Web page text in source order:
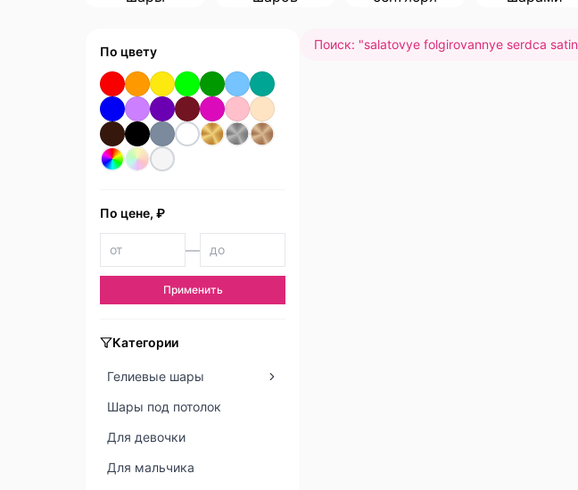
По цвету
По цене, ₽
—
Применить
Категории
Гелиевые шары
Шары под потолок
Для девочки
Для мальчика
Поиск: "salatovye folgirovannye serdca satin